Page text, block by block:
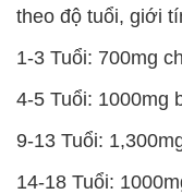
theo độ tuổi, giới
1-3 Tuổi: 700mg
4-5 Tuổi: 1000mg
9-13 Tuổi:
14-18 Tuổi: